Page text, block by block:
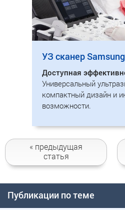
УЗ сканер
Доступная
Универсальный
компактный дизайн и
возможности.
« предыдущая
статья
Публикации по теме